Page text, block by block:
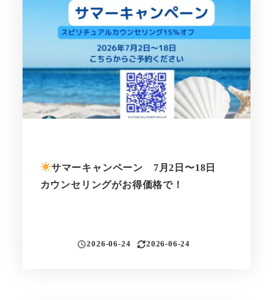
サマーキャンペーン 7月2日〜18日
カウンセリングがお得価格で！
投稿日
2026-06-24
更新日
2026-06-24